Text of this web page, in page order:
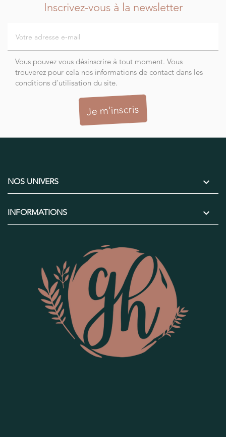
Inscrivez-vous à la newsletter
Vous pouvez vous désinscrire à tout moment. Vous
trouverez pour cela nos informations de contact dans les
conditions d'utilisation du site.
NOS UNIVERS 
INFORMATIONS 